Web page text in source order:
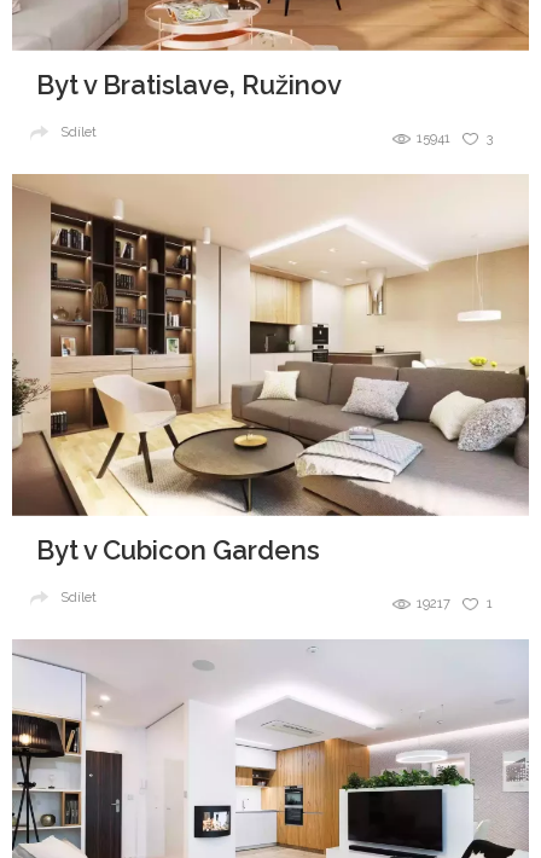
Byt v Bratislave, Ružinov
3
15941
Sdílet
Byt v Cubicon Gardens
1
19217
Sdílet